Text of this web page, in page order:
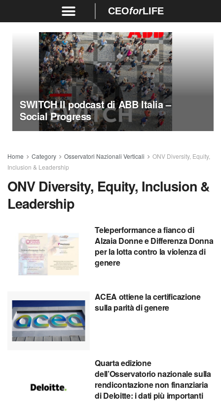
CEOforLIFE
SWITCH Il podcast di ABB Italia –
Social Progress
Home Category Osservatori Nazionali Verticali
ONV Diversity, Equity,
Inclusion & Leadership
ONV Diversity, Equity, Inclusion &
Leadership
Teleperformance a fianco di
Alzaia Donne e Differenza Donna
per la lotta contro la violenza di
genere
ACEA ottiene la certificazione
sulla parità di genere
Quarta edizione
dell’Osservatorio nazionale sulla
rendicontazione non finanziaria
di Deloitte: i dati più importanti